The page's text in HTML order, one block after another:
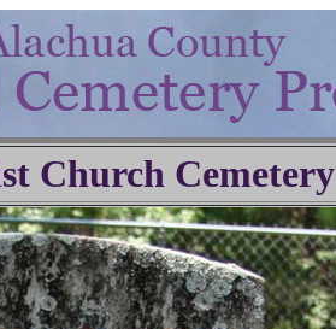
Church Cemetery